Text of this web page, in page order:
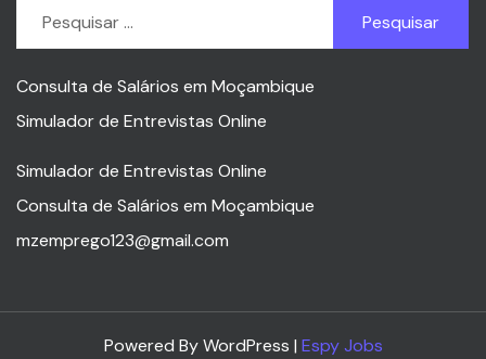
por:
Consulta de Salários em Moçambique
Simulador de Entrevistas Online
Simulador de Entrevistas Online
Consulta de Salários em Moçambique
mzemprego123@gmail.com
Powered By WordPress | Espy Jobs